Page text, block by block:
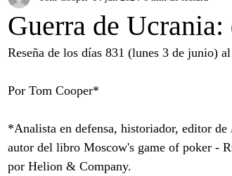
Guerra de Ucrania:
Reseña de los días 831 (lunes 3 de junio)
Por Tom Cooper*
*Analista en defensa, historiador, editor de
autor del libro Moscow's game of poker -
por Helion & Company.